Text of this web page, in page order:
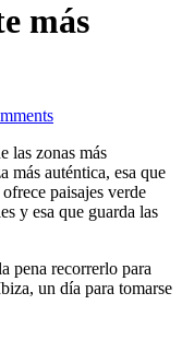
más
las zonas más
más auténtica, esa que
paisajes verde
y esa que guarda las
pena recorrerlo para
un día para tomarse